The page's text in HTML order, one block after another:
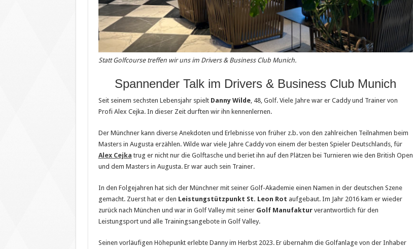
Statt Golfcourse treffen wir uns im Drivers & Business Club Munich.
Spannender Talk im Drivers & Business Club Munich
Seit seinem sechsten Lebensjahr spielt Danny Wilde, 48, Golf. Viele Jahre war er Caddy und Trainer von
Profi Alex Cejka. In dieser Zeit durften wir ihn kennenlernen.
Der Münchner kann diverse Anekdoten und Erlebnisse von früher z.b. von den zahlreichen Teilnahmen beim
Masters in Augusta erzählen. Wilde war viele Jahre Caddy von einem der besten Spieler Deutschlands, für
Alex Cejka trug er nicht nur die Golftasche und beriet ihn auf den Plätzen bei Turnieren wie den British Open
und dem Masters in Augusta. Er war auch sein Trainer.
In den Folgejahren hat sich der Münchner mit seiner Golf-Akademie einen Namen in der deutschen Szene
gemacht. Zuerst hat er den Leistungstützpunkt St. Leon Rot aufgebaut. Im Jahr 2016 kam er wieder
zurück nach München und war in Golf Valley mit seiner Golf Manufakturverantwortlich für den
Leistungsport und alle Trainingsangebote in Golf Valley.
Seinen vorläufigen Höhepunkt erlebte Danny im Herbst 2023. Er übernahm die Golfanlage von der Inhaber